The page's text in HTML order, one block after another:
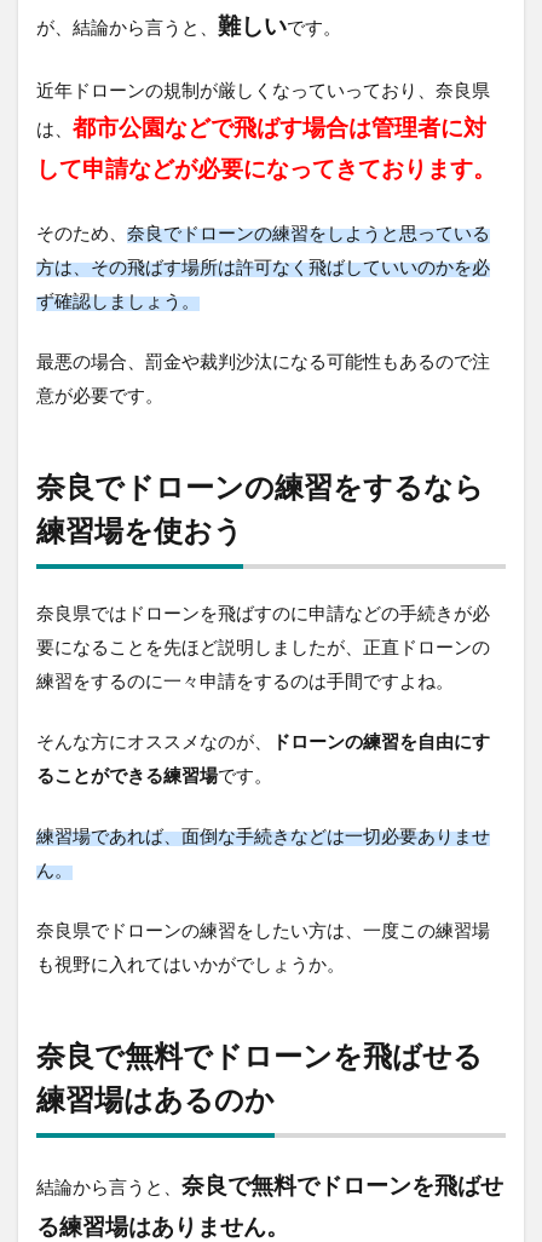
を
ば
せ
る
2
良
で
ド
ロ
ン
の
練
る
な
ら
場
を
使
お
う
3
良
無
で
ロ
ン
ば
せ
る
練
習
は
あ
る
が、結論から言うと、 難しいです。
近年ドローンの規制が厳しくなっていっており、奈良県
は、 都市公園などで飛ばす場合は管理者に対
して申請などが必要になってきております。
そのため、 奈良でドローンの練習をしようと思っている
方は、その飛ばす場所は許可なく飛ばしていいのかを必
ず確認しましょう。
最悪の場合、罰金や裁判沙汰になる可能性もあるので注
意が必要です。
奈良でドローンの練習をするなら
練習場を使おう
奈良県ではドローンを飛ばすのに申請などの手続きが必
要になることを先ほど説明しましたが、正直ドローンの
練習をするのに一々申請をするのは手間ですよね。
そんな方にオススメなのが、
ドローンの練習を自由にす
ることができる練習場です。
練習場であれば、面倒な手続きなどは一切必要ありませ
ん。
奈良県でドローンの練習をしたい方は、一度この練習場
も視野に入れてはいかがでしょうか。
奈良で無料でドローンを飛ばせる
練習場はあるのか
結論から言うと、 奈良で無料でドローンを飛ばせ
る練習場はありません。